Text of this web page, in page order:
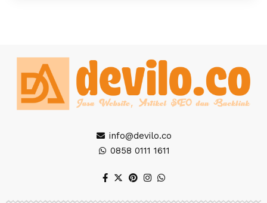
info@devilo.co
0858 0111 1611